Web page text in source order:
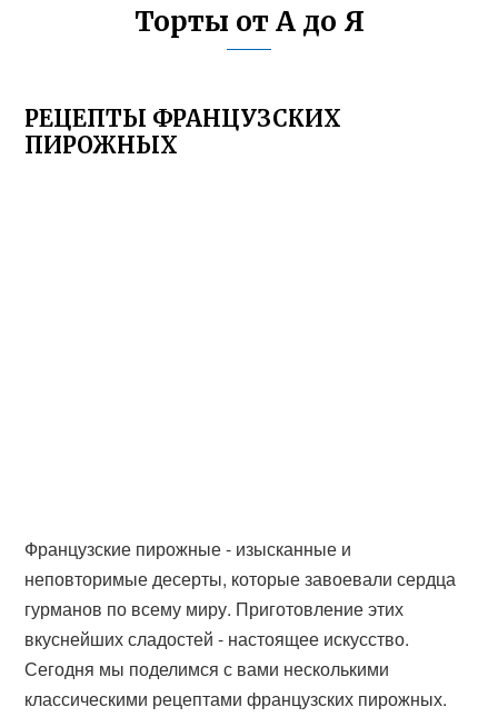
Торты от А до Я
РЕЦЕПТЫ ФРАНЦУЗСКИХ
ПИРОЖНЫХ
Французские пирожные - изысканные и
неповторимые десерты, которые завоевали сердца
гурманов по всему миру. Приготовление этих
вкуснейших сладостей - настоящее искусство.
Сегодня мы поделимся с вами несколькими
классическими рецептами французских пирожных.